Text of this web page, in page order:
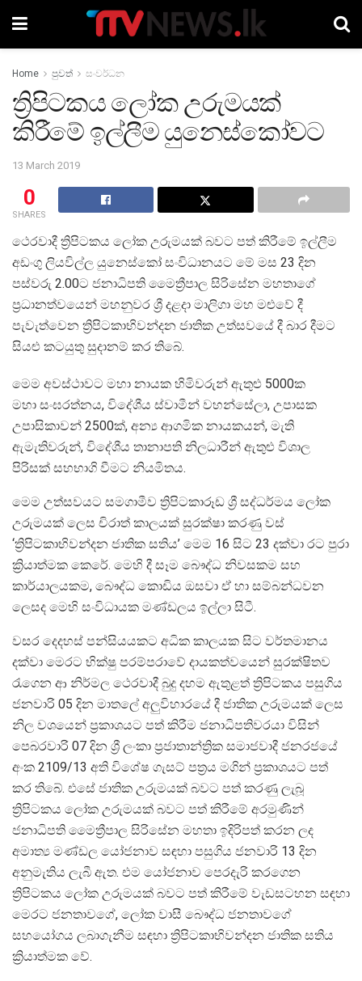
Home පුවත් සංවර්ධන
ත්‍රිපිටකය ලෝක උරුමයක්
කිරීමේ ඉල්ලීම යුනෙස්කෝවට
13 March 2019
0
SHARES
ථෙරවාදී ත්‍රිපිටකය ලෝක උරුමයක් බවට පත් කිරීමේ ඉල්ලීම
අඩංගු ලියවිල්ල යුනෙස්කෝ සංවිධානයට මේ මස 23 දින
පස්වරු 2.00ට ජනාධිපති මෛත්‍රීපාල සිරිසේන මහතාගේ
ප්‍රධානත්වයෙන් මහනුවර ශ්‍රී දළදා මාලිගා මහ මළුවේ දී
පැවැත්වෙන ත්‍රිපිටකාභිවන්දන ජාතික උත්සවයේ දී බාර දීමට
සියළු කටයුතු සුදානම් කර තිබේ.
මෙම අවස්ථාවට මහා නායක හිමිවරුන් ඇතුළු 5000ක
මහා සංඝරත්නය, විදේශීය ස්වාමීන් වහන්සේලා, උපාසක
උපාසිකාවන් 2500ක්, අන්‍ය ආගමික නායකයන්, මැති
ඇමැතිවරුන්, විදේශීය තානාපති නිලධාරීන් ඇතුළු විශාල
පිරිසක් සහභාගි වීමට නියමිතය.
මෙම උත්සවයට සමගාමීව ත්‍රිපිටකාරූඩ ශ්‍රී සද්ධර්මය ලෝක
උරුමයක් ලෙස චිරාත් කාලයක් සුරක්ෂා කරණු වස්
‘ත්‍රිපිටකාභිවන්දන ජාතික සතිය’ මෙම 16 සිට 23 දක්වා රට පුරා
ක්‍රියාත්මක කෙරේ. මෙහි දී සෑම බෞද්ධ නිවසකම සහ
කාර්යාලයකම, බෞද්ධ කොඩිය ඔසවා ඒ හා සම්බන්ධවන
ලෙසද මෙහි සංවිධායක මණ්ඩලය ඉල්ලා සිටී.
වසර දෙදහස් පන්සියයකට අධික කාලයක සිට වර්තමානය
දක්වා මෙරට භික්ෂු පරම්පරාවේ දායකත්වයෙන් සුරක්ෂිතව
රැගෙන ආ නිර්මල ථෙරවාදී බුදු දහම ඇතුළත් ත්‍රිපිටකය පසුගිය
ජනවාරි 05 දින මාතලේ අලුවිහාරයේ දී ජාතික උරුමයක් ලෙස
නිල වශයෙන් ප්‍රකාශයට පත් කිරීම ජනාධිපතිවරයා විසින්
පෙබරවාරි 07 දින ශ්‍රී ලංකා ප්‍රජාතාන්ත්‍රික සමාජවාදී ජනරජයේ
අංක 2109/13 අති විශේෂ ගැසට් පත්‍රය මගින් ප්‍රකාශයට පත්
කර තිබේ. එසේ ජාතික උරුමයක් බවට පත් කරණු ලැබූ
ත්‍රිපිටකය ලෝක උරුමයක් බවට පත් කිරීමේ අරමුණින්
ජනාධිපති මෛත්‍රීපාල සිරිසේන මහතා ඉදිරිපත් කරන ලද
අමාත්‍ය මණ්ඩල යෝජනාව සඳහා පසුගිය ජනවාරි 13 දින
අනුමැතිය ලැබී ඇත. එම යෝජනාව පෙරදැරි කරගෙන
ත්‍රිපිටකය ලෝක උරුමයක් බවට පත් කිරීමේ වැඩසටහන සඳහා
මෙරට ජනතාවගේ, ලෝක වාසී බෞද්ධ ජනතාවගේ
සහයෝගය ලබාගැනීම සඳහා ත්‍රිපිටකාභිවන්දන ජාතික සතිය
ක්‍රියාත්මක වේ.